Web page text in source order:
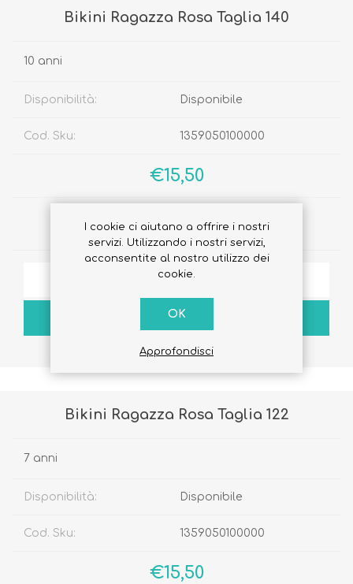
Bikini Ragazza Rosa Taglia 140
10 anni
Disponibilità: Disponibile
Cod. Sku: 1359050100000
€15,50
Quantità:
AGGIUNGI ALLA LISTA DEI DESIDERI
ACQUISTA
Bikini Ragazza Rosa Taglia 122
7 anni
Disponibilità: Disponibile
Cod. Sku: 1359050100000
€15,50
I cookie ci aiutano a offrire i nostri
servizi. Utilizzando i nostri servizi,
acconsentite al nostro utilizzo dei
cookie.
OK
Approfondisci